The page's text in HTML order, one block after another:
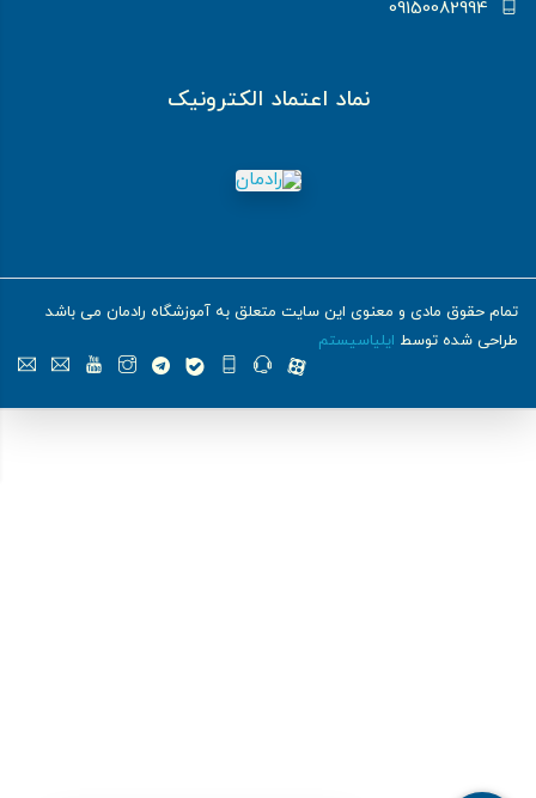
09150082994
نماد اعتماد الکترونیک
تمام حقوق مادی و معنوی این سایت متعلق به آموزشگاه رادمان می باشد
طراحی شده توسط ایلیاسیستم